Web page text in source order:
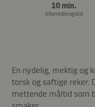
10 min.
tilberedningstid
En nydelig, mektig og
torsk og saftige reker.
mettende måltid som